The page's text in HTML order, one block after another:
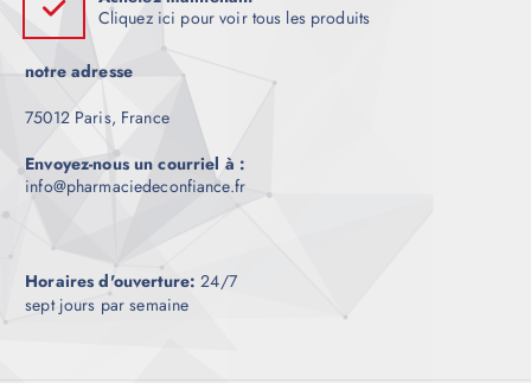
Cliquez ici pour voir tous les produits
notre adresse
75012 Paris, France
Envoyez-nous un courriel à :
info@pharmaciedeconfiance.fr
Horaires d'ouverture: 24/7
sept jours par semaine